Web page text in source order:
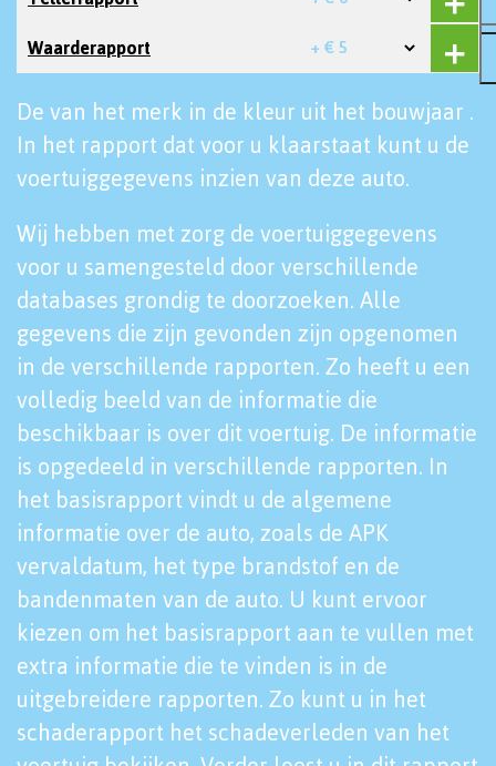
Waarderapport + € 5
De van het merk in de kleur uit het bouwjaar .
In het rapport dat voor u klaarstaat kunt u de
voertuiggegevens inzien van deze auto.
Wij hebben met zorg de voertuiggegevens
voor u samengesteld door verschillende
databases grondig te doorzoeken. Alle
gegevens die zijn gevonden zijn opgenomen
in de verschillende rapporten. Zo heeft u een
volledig beeld van de informatie die
beschikbaar is over dit voertuig. De informatie
is opgedeeld in verschillende rapporten. In
het basisrapport vindt u de algemene
informatie over de auto, zoals de APK
vervaldatum, het type brandstof en de
bandenmaten van de auto. U kunt ervoor
kiezen om het basisrapport aan te vullen met
extra informatie die te vinden is in de
uitgebreidere rapporten. Zo kunt u in het
schaderapport het schadeverleden van het